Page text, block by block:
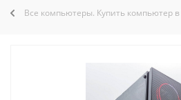
Все компьютеры. Купить компьютер в